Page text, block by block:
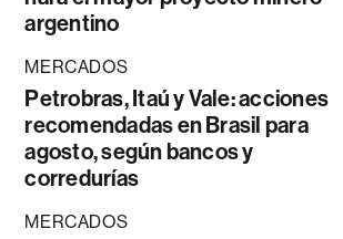
argentino
MERCADOS
Petrobras, Itaú y Vale: acciones
recomendadas en Brasil para
agosto, según bancos y
corredurías
MERCADOS